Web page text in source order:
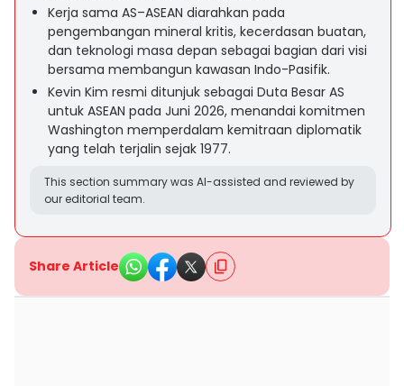
Kerja sama AS–ASEAN diarahkan pada
pengembangan mineral kritis, kecerdasan buatan,
dan teknologi masa depan sebagai bagian dari visi
bersama membangun kawasan Indo-Pasifik.
Kevin Kim resmi ditunjuk sebagai Duta Besar AS
untuk ASEAN pada Juni 2026, menandai komitmen
Washington memperdalam kemitraan diplomatik
yang telah terjalin sejak 1977.
This section summary was AI-assisted and reviewed by
our editorial team.
Share Article